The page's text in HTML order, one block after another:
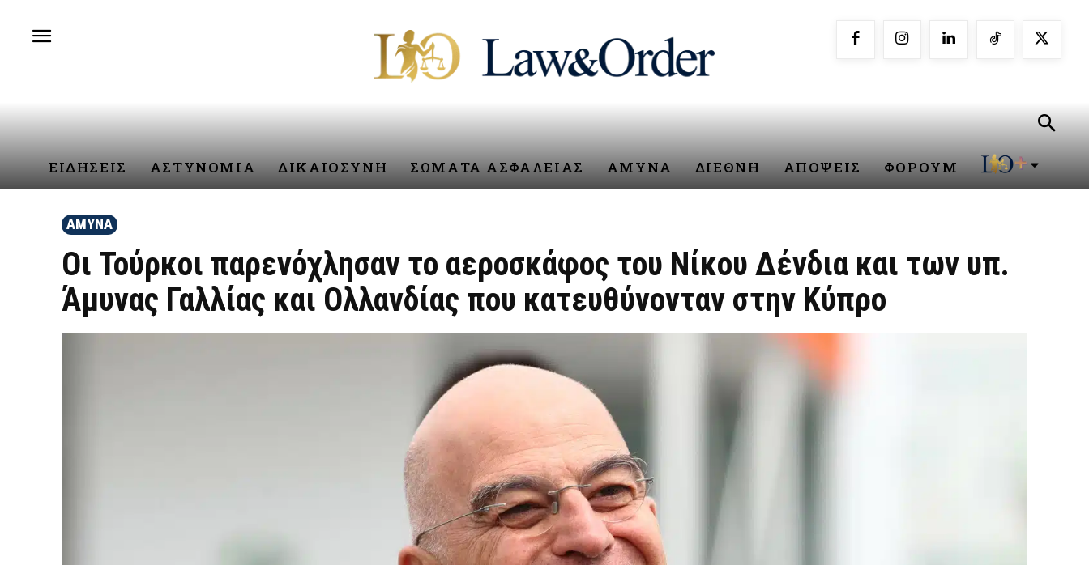
ΕΙΔΗΣΕΙΣ ΑΣΤΥΝΟΜΙΑ ΔΙΚΑΙΟΣΥΝΗ ΣΩΜΑΤΑ ΑΣΦΑΛΕΙΑΣ ΑΜΥΝΑ ΔΙΕΘΝΗ ΑΠΟΨΕΙΣ ΦΟΡΟΥΜ
ΑΜΥΝΑ
Οι Τούρκοι παρενόχλησαν το αεροσκάφος του Νίκου Δένδια και των υπ.
Άμυνας Γαλλίας και Ολλανδίας που κατευθύνονταν στην Κύπρο